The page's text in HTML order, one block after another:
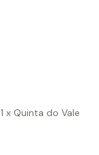
x Quinta do Vale